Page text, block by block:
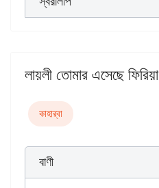
লায়লী তোমার এসেছে ফিরিয়া
কাহার্‌বা
বাণী